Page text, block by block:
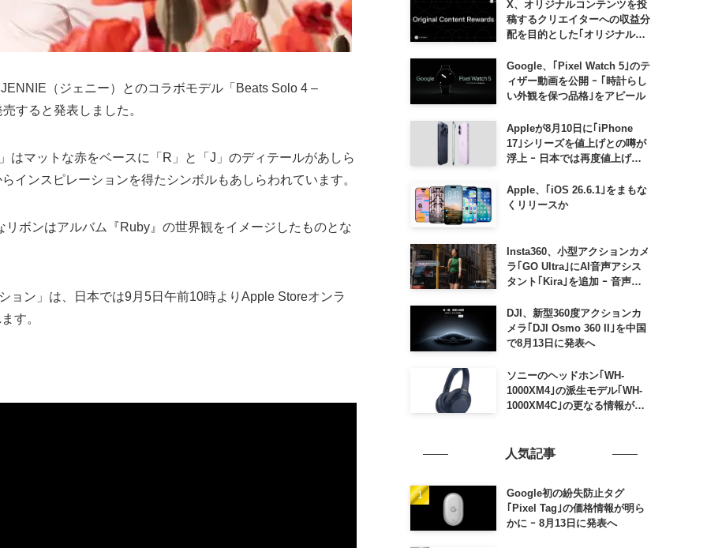
（ジェニー）とのコラボモデル「Beats Solo 4 –
すると発表しました。
はマットな赤をベースに「R」と「J」のディテールがあしら
インスピレーションを得たシンボルもあしらわれています。
ボンはアルバム『Ruby』の世界観をイメージしたものとな
ョン」は、日本では9月5日午前10時よりApple Storeオンラ
す。
X、オリジナルコンテンツを投
稿するクリエイターへの収益分
配を目的とした｢オリジナルコ
入へ ｰ 従来の｢収益分配｣は廃
止
Google、｢Pixel Watch 5｣のテ
ィザー動画を公開 ｰ ｢時計らし
い外観を保つ品格｣をアピール
Appleが8月10日に｢iPhone
17｣シリーズを値上げとの噂が
浮上 ｰ 日本では再度値上げの
Apple、｢iOS 26.6.1｣をまもな
くリリースか
Insta360、小型アクションカメ
ラ｢GO Ultra｣にAI音声アシス
タント｢Kira｣を追加 ｰ 音声で
などが利用可能に
DJI、新型360度アクションカ
メラ｢DJI Osmo 360 II｣を中国
で8月13日に発表へ
ソニーのヘッドホン｢WH-
1000XM4｣の派生モデル｢WH-
1000XM4C｣の更なる情報が明
人気記事
Google初の紛失防止タグ
｢Pixel Tag｣の価格情報が明ら
かに ｰ 8月13日に発表へ